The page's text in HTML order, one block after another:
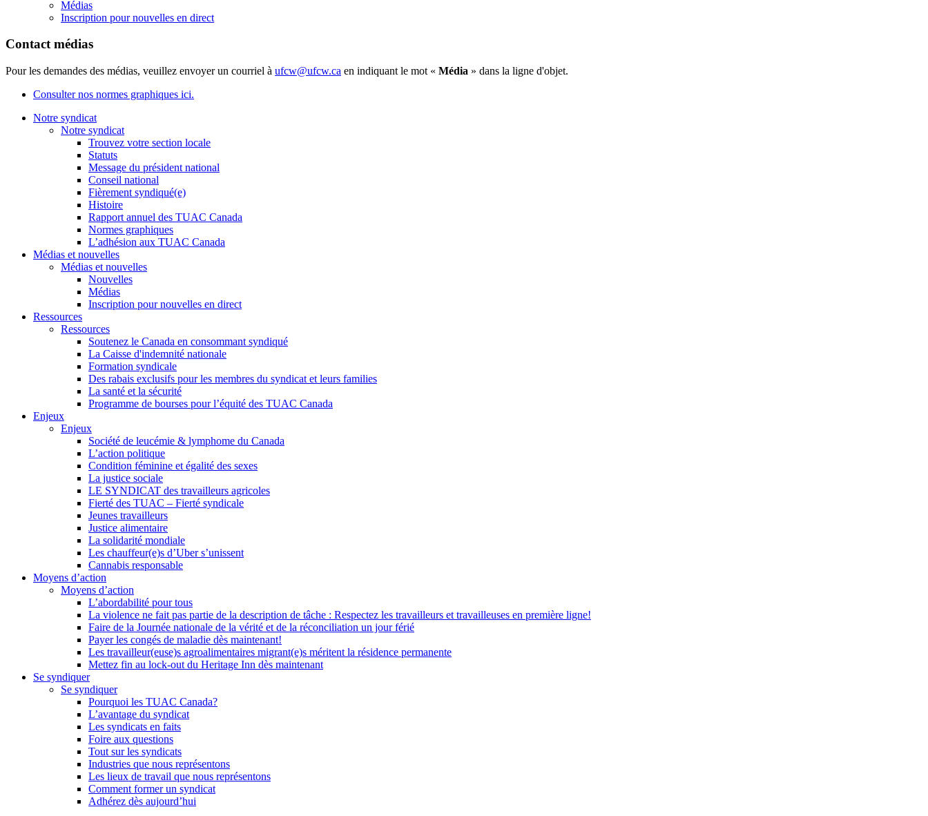
Médias
Inscription pour nouvelles en direct
Contact médias
Pour les demandes des médias, veuillez envoyer un courriel à ufcw@ufcw.ca en indiquant le mot « Média » dans la ligne d'objet.
Consulter nos normes graphiques ici.
Notre syndicat
Notre syndicat
Trouvez votre section locale
Statuts
Message du président national
Conseil national
Fièrement syndiqué(e)
Histoire
Rapport annuel des TUAC Canada
Normes graphiques
L’adhésion aux TUAC Canada
Médias et nouvelles
Médias et nouvelles
Nouvelles
Médias
Inscription pour nouvelles en direct
Ressources
Ressources
Soutenez le Canada en consommant syndiqué
La Caisse d'indemnité nationale
Formation syndicale
Des rabais exclusifs pour les membres du syndicat et leurs families
La santé et la sécurité
Programme de bourses pour l’équité des TUAC Canada
Enjeux
Enjeux
Société de leucémie & lymphome du Canada
L’action politique
Condition féminine et égalité des sexes
La justice sociale
LE SYNDICAT des travailleurs agricoles
Fierté des TUAC – Fierté syndicale
Jeunes travailleurs
Justice alimentaire
La solidarité mondiale
Les chauffeur(e)s d’Uber s’unissent
Cannabis responsable
Moyens d’action
Moyens d’action
L’abordabilité pour tous
La violence ne fait pas partie de la description de tâche : Respectez les travailleurs et travailleuses en première ligne!
Faire de la Journée nationale de la vérité et de la réconciliation un jour férié
Payer les congés de maladie dès maintenant!
Les travailleur(euse)s agroalimentaires migrant(e)s méritent la résidence permanente
Mettez fin au lock-out du Heritage Inn dès maintenant
Se syndiquer
Se syndiquer
Pourquoi les TUAC Canada?
L’avantage du syndicat
Les syndicats en faits
Foire aux questions
Tout sur les syndicats
Industries que nous représentons
Les lieux de travail que nous représentons
Comment former un syndicat
Adhérez dès aujourd’hui